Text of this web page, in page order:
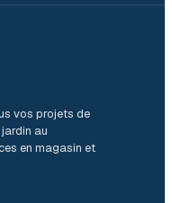
vos projets de
au
en magasin et